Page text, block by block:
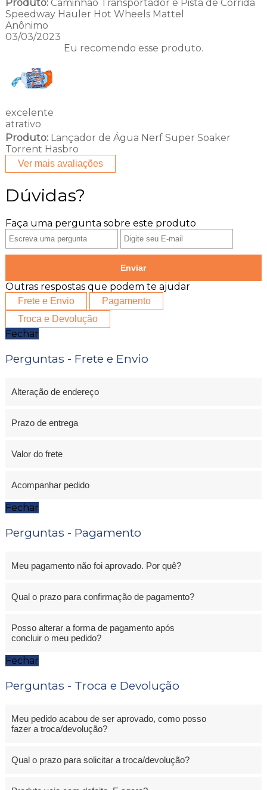
Produto:Caminhão Transportador e Pista de Corrida
Speedway Hauler Hot Wheels Mattel
Anônimo
03/03/2023
Eu recomendo esse produto.
excelente
atrativo
Produto:Lançador de Água Nerf Super Soaker
Torrent Hasbro
Ver mais avaliações
Dúvidas?
Faça uma pergunta sobre este produto
Enviar
Outras respostas que podem te ajudar
Frete e Envio
Pagamento
Troca e Devolução
Fechar
Perguntas - Frete e Envio
Alteração de endereço
Prazo de entrega
Valor do frete
Acompanhar pedido
Fechar
Perguntas - Pagamento
Meu pagamento não foi aprovado. Por quê?
Qual o prazo para confirmação de pagamento?
Posso alterar a forma de pagamento após
concluir o meu pedido?
Fechar
Perguntas - Troca e Devolução
Meu pedido acabou de ser aprovado, como posso
fazer a troca/devolução?
Qual o prazo para solicitar a troca/devolução?